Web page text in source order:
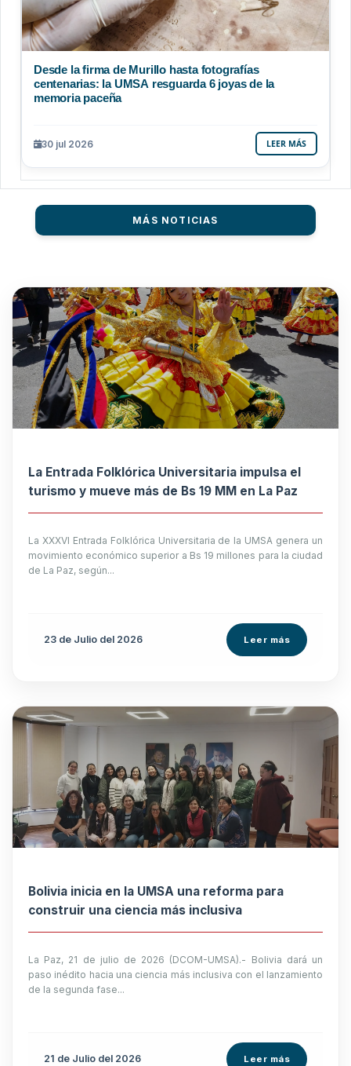
Desde la firma de Murillo hasta fotografías
centenarias: la UMSA resguarda 6 joyas de la
memoria paceña
30 jul 2026 LEER MÁS
MÁS NOTICIAS
La Entrada Folklórica Universitaria impulsa el
turismo y mueve más de Bs 19 MM en La Paz
La XXXVI Entrada Folklórica Universitaria de la UMSA genera un
movimiento económico superior a Bs 19 millones para la ciudad
de La Paz, según...
23 de Julio del 2026 Leer más
Bolivia inicia en la UMSA una reforma para
construir una ciencia más inclusiva
La Paz, 21 de julio de 2026 (DCOM-UMSA).- Bolivia dará un
paso inédito hacia una ciencia más inclusiva con el lanzamiento
de la segunda fase...
21 de Julio del 2026 Leer más